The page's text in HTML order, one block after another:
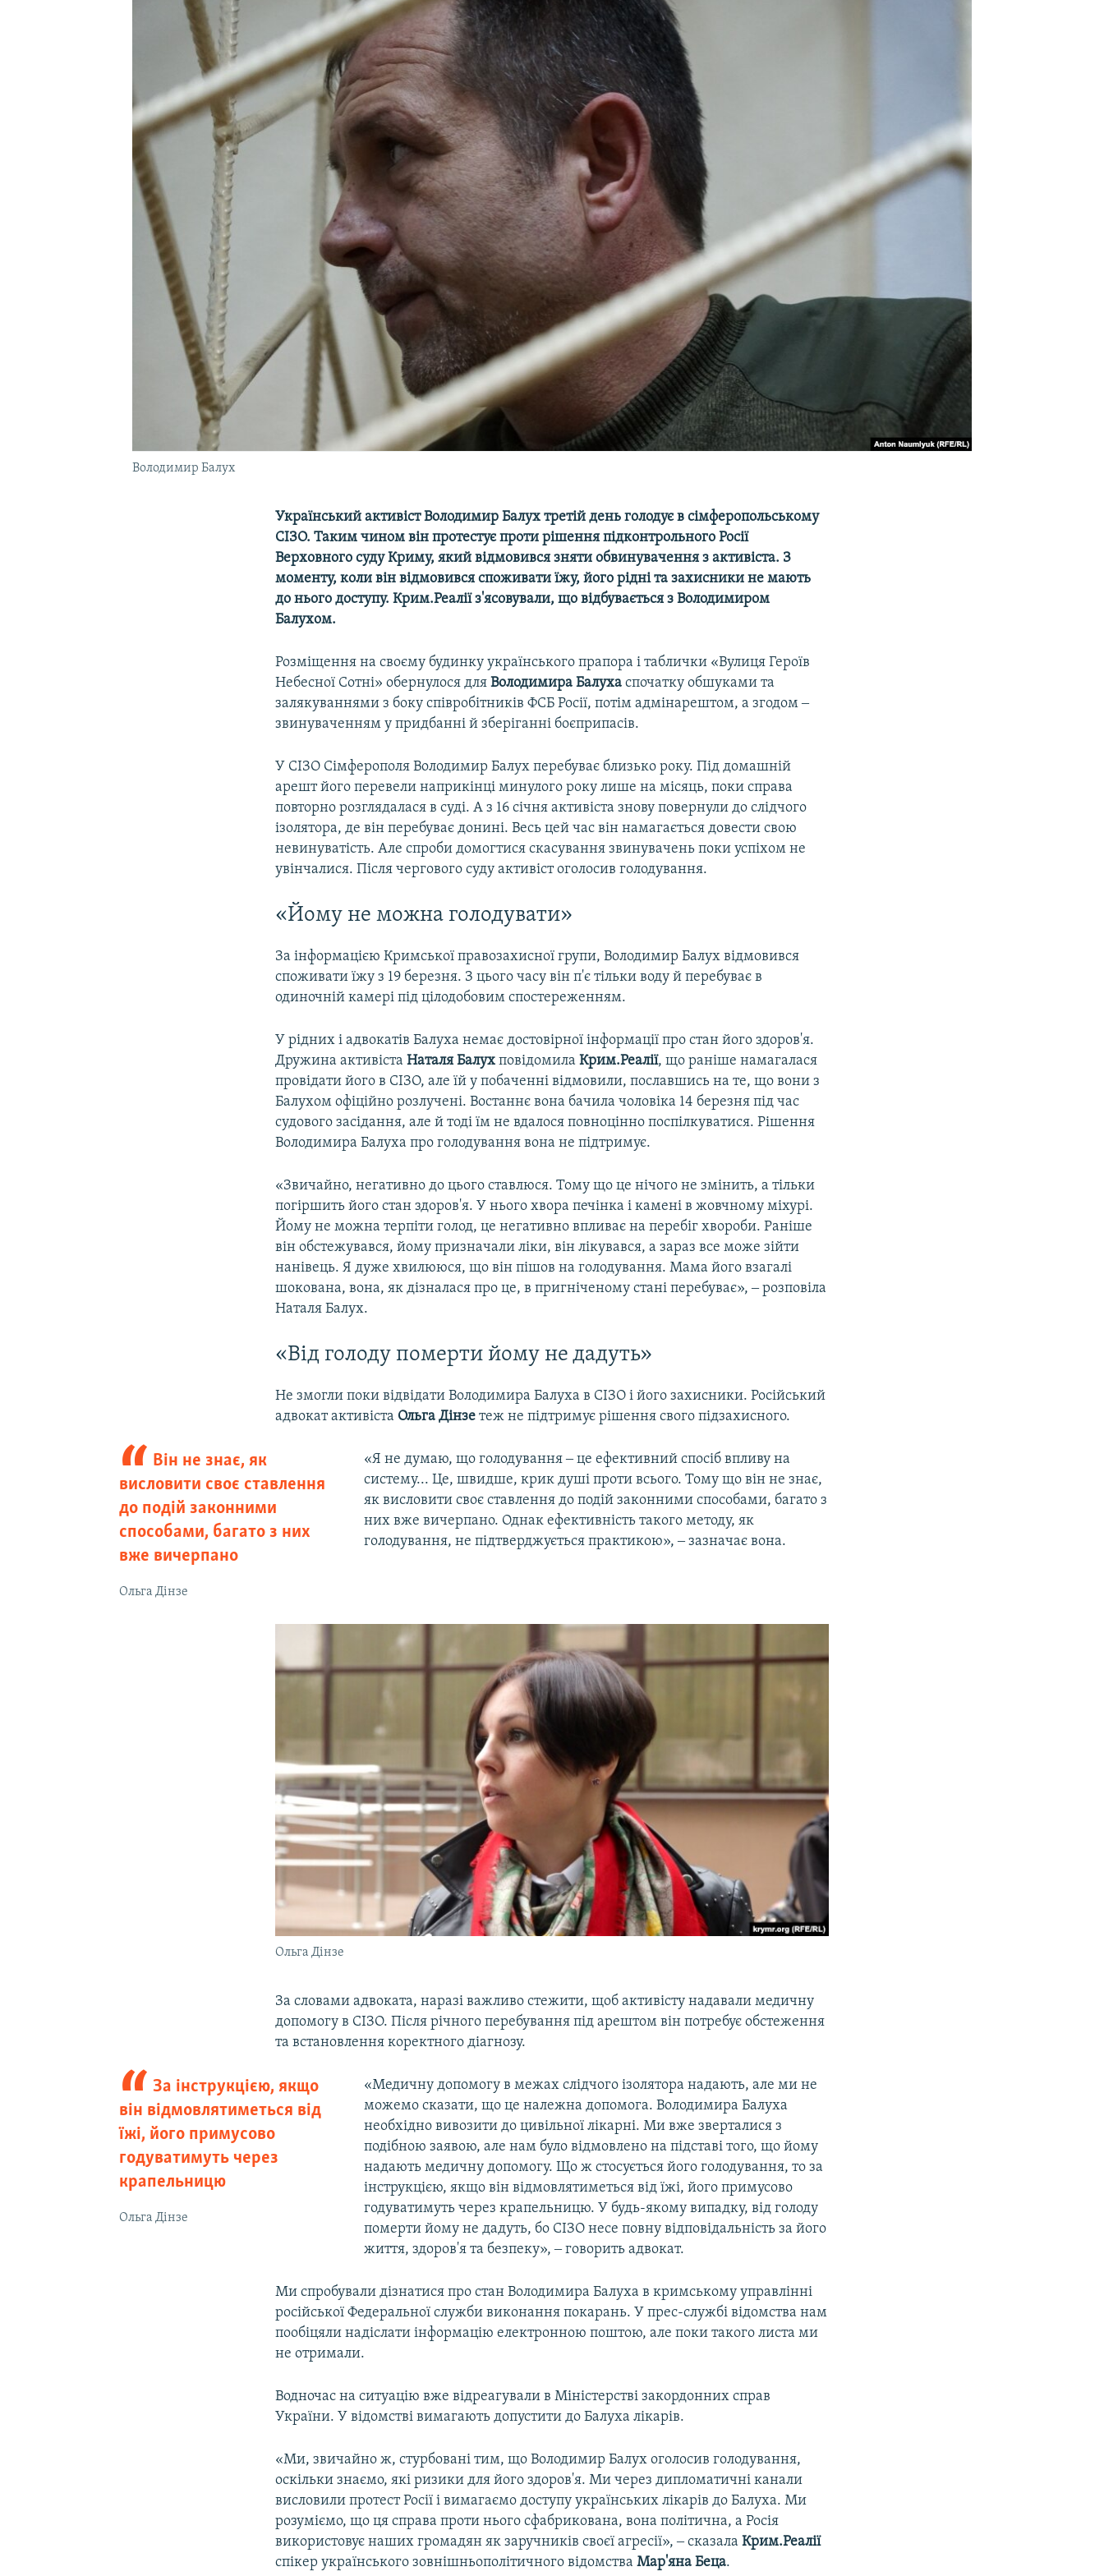
Володимир Балух
Український активіст Володимир Балух третій день голодує в сімферопольському
СІЗО. Таким чином він протестує проти рішення підконтрольного Росії
Верховного суду Криму, який відмовився зняти обвинувачення з активіста. З
моменту, коли він відмовився споживати їжу, його рідні та захисники не мають
до нього доступу. Крим.Реалії з'ясовували, що відбувається з Володимиром
Балухом.
Розміщення на своєму будинку українського прапора і таблички «Вулиця Героїв
Небесної Сотні» обернулося дляВолодимира Балуха спочатку обшуками та
залякуваннями з боку співробітників ФСБ Росії, потім адмінарештом, а згодом ‒
звинуваченням у придбанні й зберіганні боєприпасів.
У СІЗО Сімферополя Володимир Балух перебуває близько року. Під домашній
арешт його перевели наприкінці минулого року лише на місяць, поки справа
повторно розглядалася в суді. А з 16 січня активіста знову повернули до слідчого
ізолятора, де він перебуває донині. Весь цей час він намагається довести свою
невинуватість. Але спроби домогтися скасування звинувачень поки успіхом не
увінчалися. Після чергового суду активіст оголосив голодування.
«Йому не можна голодувати»
За інформацією Кримської правозахисної групи, Володимир Балух відмовився
споживати їжу з 19 березня. З цього часу він п'є тільки воду й перебуває в
одиночній камері під цілодобовим спостереженням.
У рідних і адвокатів Балуха немає достовірної інформації про стан його здоров'я.
Дружина активістаНаталя Балух повідомилаКрим.Реалії, що раніше намагалася
провідати його в СІЗО, але їй у побаченні відмовили, пославшись на те, що вони з
Балухом офіційно розлучені. Востаннє вона бачила чоловіка 14 березня під час
судового засідання, але й тоді їм не вдалося повноцінно поспілкуватися. Рішення
Володимира Балуха про голодування вона не підтримує.
«Звичайно, негативно до цього ставлюся. Тому що це нічого не змінить, а тільки
погіршить його стан здоров'я. У нього хвора печінка і камені в жовчному міхурі.
Йому не можна терпіти голод, це негативно впливає на перебіг хвороби. Раніше
він обстежувався, йому призначали ліки, він лікувався, а зараз все може зійти
нанівець. Я дуже хвилююся, що він пішов на голодування. Мама його взагалі
шокована, вона, як дізналася про це, в пригніченому стані перебуває», ‒ розповіла
Наталя Балух.
«Від голоду померти йому не дадуть»
Не змогли поки відвідати Володимира Балуха в СІЗО і його захисники. Російський
адвокат активіста Ольга Дінзе теж не підтримує рішення свого підзахисного.
Він не знає, як
висловити своє ставлення
до подій законними
способами, багато з них
вже вичерпано
Ольга Дінзе
«Я не думаю, що голодування ‒ це ефективний спосіб впливу на
систему... Це, швидше, крик душі проти всього. Тому що він не знає,
як висловити своє ставлення до подій законними способами, багато з
них вже вичерпано. Однак ефективність такого методу, як
голодування, не підтверджується практикою», ‒ зазначає вона.
Ольга Дінзе
За словами адвоката, наразі важливо стежити, щоб активісту надавали медичну
допомогу в СІЗО. Після річного перебування під арештом він потребує обстеження
та встановлення коректного діагнозу.
За інструкцією, якщо
він відмовлятиметься від
їжі, його примусово
годуватимуть через
крапельницю
Ольга Дінзе
«Медичну допомогу в межах слідчого ізолятора надають, але ми не
можемо сказати, що це належна допомога. Володимира Балуха
необхідно вивозити до цивільної лікарні. Ми вже зверталися з
подібною заявою, але нам було відмовлено на підставі того, що йому
надають медичну допомогу. Що ж стосується його голодування, то за
інструкцією, якщо він відмовлятиметься від їжі, його примусово
годуватимуть через крапельницю. У будь-якому випадку, від голоду
померти йому не дадуть, бо СІЗО несе повну відповідальність за його
життя, здоров'я та безпеку», ‒ говорить адвокат.
Ми спробували дізнатися про стан Володимира Балуха в кримському управлінні
російської Федеральної служби виконання покарань. У прес-службі відомства нам
пообіцяли надіслати інформацію електронною поштою, але поки такого листа ми
не отримали.
Водночас на ситуацію вже відреагували в Міністерстві закордонних справ
України. У відомстві вимагають допустити до Балуха лікарів.
«Ми, звичайно ж, стурбовані тим, що Володимир Балух оголосив голодування,
оскільки знаємо, які ризики для його здоров'я. Ми через дипломатичні канали
висловили протест Росії і вимагаємо доступу українських лікарів до Балуха. Ми
розуміємо, що ця справа проти нього сфабрикована, вона політична, а Росія
використовує наших громадян як заручників своєї агресії», ‒ сказалаКрим.Реалії
спікер українського зовнішньополітичного відомстваМар'яна Беца.